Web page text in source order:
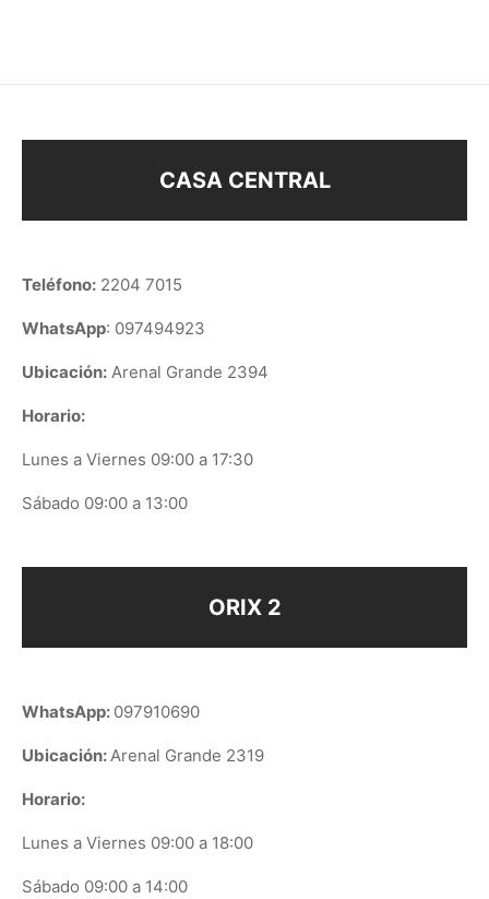
CASA CENTRAL
Teléfono: 2204 7015
WhatsApp: 097494923
Ubicación: Arenal Grande 2394
Horario:
Lunes a Viernes 09:00 a 17:30
Sábado 09:00 a 13:00
ORIX 2
WhatsApp: 097910690
Ubicación:Arenal Grande 2319
Horario:
Lunes a Viernes 09:00 a 18:00
Sábado 09:00 a 14:00